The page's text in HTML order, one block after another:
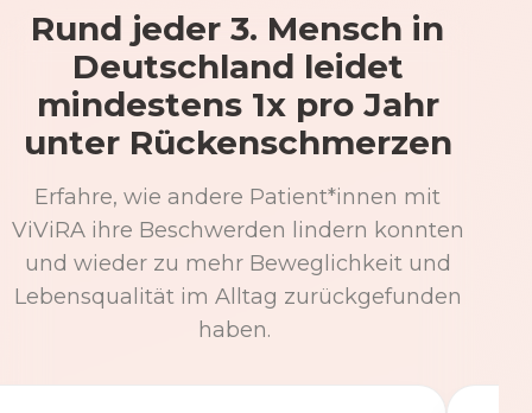
Rund jeder 3. Mensch in
Deutschland leidet
mindestens 1x pro Jahr
unter Rückenschmerzen
Erfahre, wie andere Patient*innen mit
ViViRA ihre Beschwerden lindern konnten
und wieder zu mehr Beweglichkeit und
Lebensqualität im Alltag zurückgefunden
haben.